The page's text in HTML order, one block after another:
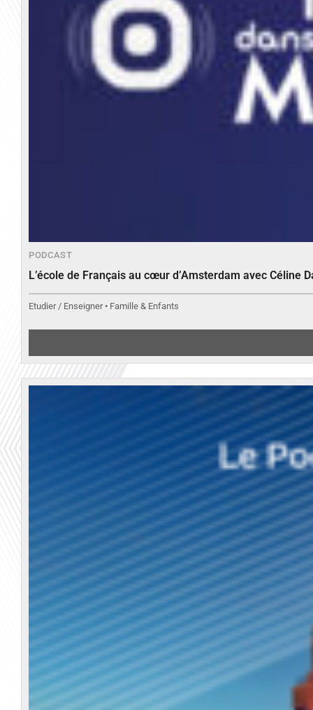
PODCAST
L’école de Français au cœur d’Amsterdam avec Céline
Etudier / Enseigner • Famille & Enfants